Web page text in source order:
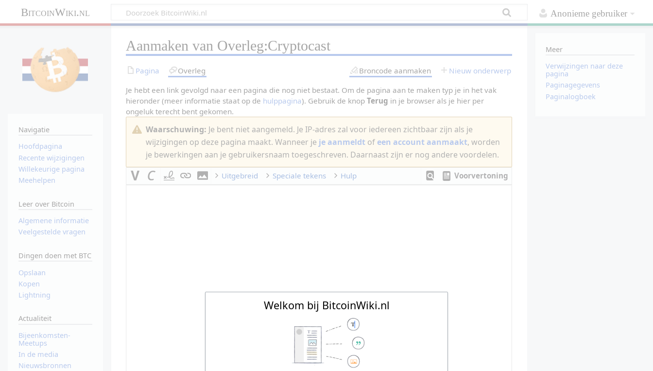
Anonieme gebruiker
BitcoinWiki.nl
Aanmaken van Overleg:Cryptocast
Pagina Overleg Broncode aanmaken Nieuw onderwerp
Je hebt een link gevolgd naar een pagina die nog niet bestaat. Om de pagina aan te maken typ je in het vak
hieronder (meer informatie staat op de hulppagina). Gebruik de knopTerug in je browser als je hier per
ongeluk terecht bent gekomen.
Waarschuwing: Je bent niet aangemeld. Je IP-adres zal voor iedereen zichtbaar zijn als je
wijzigingen op deze pagina maakt. Wanneer je je aanmeldt of een account aanmaakt, worden
je bewerkingen aan je gebruikersnaam toegeschreven. Daarnaast zijn er nog andere voordelen.
Voorvertoning
Uitgebreid Speciale tekens Hulp
Navigatie
Hoofdpagina
Recente wijzigingen
Willekeurige pagina
Meehelpen
Leer over Bitcoin
Algemene informatie
Veelgestelde vragen
Dingen doen met BTC
Opslaan
Kopen
Lightning
Actualiteit
Bijeenkomsten-
Meetups
In de media
Nieuwsbronnen
Meer
Verwijzingen naar deze
pagina
Paginagegevens
Paginalogboek
Welkom bij BitcoinWiki.nl